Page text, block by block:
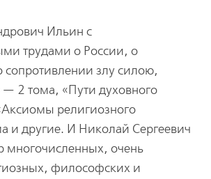
Ильин с
трудами о России, о
сопротивлении злу силою,
2 тома, «Пути духовного
религиозного
и другие. И Николай Сергеевич
многочисленных, очень
философских и